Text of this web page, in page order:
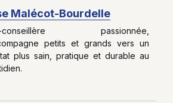
Malécot-Bourdelle
conseillère passionnée,
petits et grands vers un
plus sain, pratique et durable au